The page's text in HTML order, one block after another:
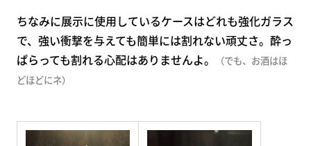
ちなみに展示に使用しているケースはどれも強化ガラス
で、強い衝撃を与えても簡単には割れない頑丈さ。酔っ
ぱらっても割れる心配はありませんよ。
（でも、お酒はほ
どほどにネ）